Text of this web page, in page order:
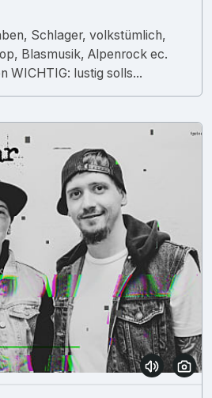
Schlager, volkstümlich,
Blasmusik, Alpenrock ec.
WICHTIG: lustig solls...